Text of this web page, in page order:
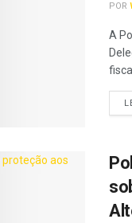
POR
A